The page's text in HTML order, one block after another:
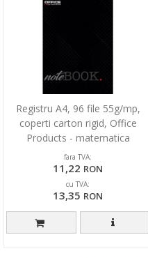
Registru A4, 96 file 55g/mp,
coperti carton rigid, Office
Products - matematica
fara TVA:
11,22 RON
cu TVA:
13,35 RON